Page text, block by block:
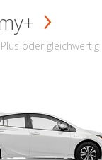
oder gleichwertig